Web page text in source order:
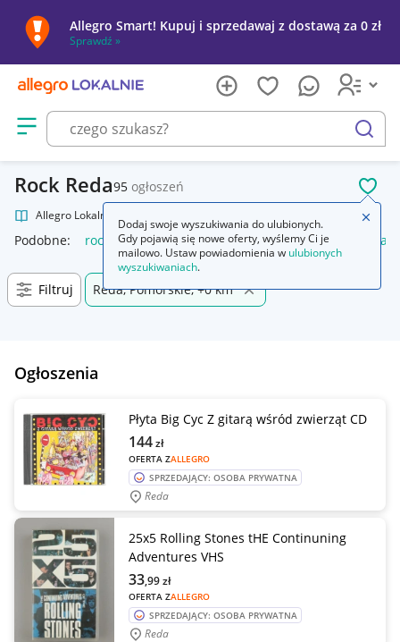
Allegro Smart! Kupuj i sprzedawaj z dostawą za 0 zł
Sprawdź »
Otwórz menu z kategoriami
szukaj
Rock Reda95 ogłoszeń
Allegro Lokalnie
Podobne: rock amortyzator rock shox sodastream rockstar
Filtruj Reda, Pomorskie, +0 km
Ogłoszenia
Płyta Big Cyc Z gitarą wśród zwierząt CD
OFERTA ZALLEGRO
144zł
SPRZEDAJĄCY: OSOBA PRYWATNA
Reda
25x5 Rolling Stones tHE Continuning
Adventures VHS
OFERTA ZALLEGRO
33,99zł
SPRZEDAJĄCY: OSOBA PRYWATNA
Reda
Dodaj swoje wyszukiwania do ulubionych.
Gdy pojawią się nowe oferty, wyślemy Ci je
mailowo. Ustaw powiadomienia w ulubionych
wyszukiwaniach.